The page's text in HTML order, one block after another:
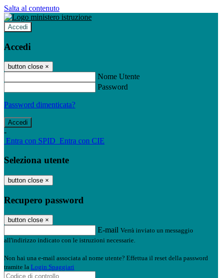
Salta al contenuto
Accedi
Accedi
button close ×
Nome Utente
Password
Password dimenticata?
-
Entra con SPID Entra con CIE
Seleziona utente
button close ×
Recupero password
button close ×
E-mail Verrà inviato un messaggio
all'indirizzo indicato con le istruzioni necessarie.
Non hai una e-mail associata al nome utente? Effettua il reset della password
tramite la Login Spaggiari